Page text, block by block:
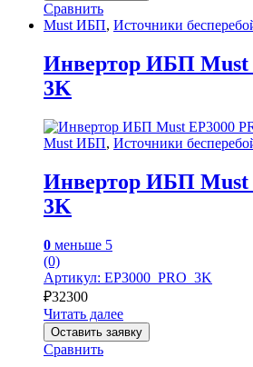
Сравнить
Must ИБП, Источники
Инвертор ИБП Must
3K
Must ИБП, Источники
Инвертор ИБП Must
3K
0 меньше 5
(0)
Артикул: EP3000_PRO_3K
₽32300
Читать далее
Оставить заявку
Сравнить